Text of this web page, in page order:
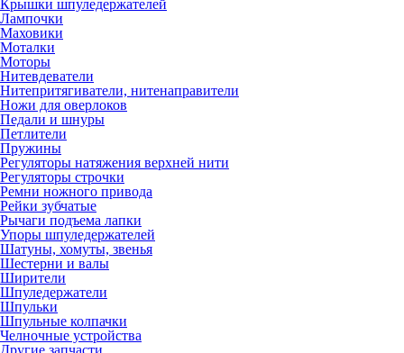
Крышки шпуледержателей
Лампочки
Маховики
Моталки
Моторы
Нитевдеватели
Нитепритягиватели, нитенаправители
Ножи для оверлоков
Педали и шнуры
Петлители
Пружины
Регуляторы натяжения верхней нити
Регуляторы строчки
Ремни ножного привода
Рейки зубчатые
Рычаги подъема лапки
Упоры шпуледержателей
Шатуны, хомуты, звенья
Шестерни и валы
Ширители
Шпуледержатели
Шпульки
Шпульные колпачки
Челночные устройства
Другие запчасти